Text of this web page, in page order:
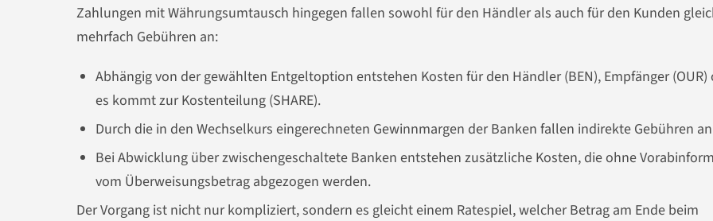
Zahlungen mit Währungsumtausch hingegen fallen sowohl für den Händler als auch für den Kunden
mehrfach Gebühren an:
Abhängig von der gewählten Entgeltoption entstehen Kosten für den Händler (BEN), Empfänger (OUR)
es kommt zur Kostenteilung (SHARE).
Durch die in den Wechselkurs eingerechneten Gewinnmargen der Banken fallen indirekte Gebühren
Bei Abwicklung über zwischengeschaltete Banken entstehen zusätzliche Kosten, die ohne
vom Überweisungsbetrag abgezogen werden.
Der Vorgang ist nicht nur kompliziert, sondern es gleicht einem Ratespiel, welcher Betrag am Ende beim